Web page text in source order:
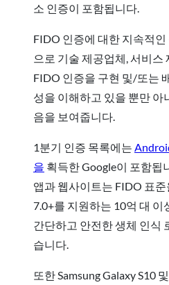
소 인증이 포함됩니다.
FIDO 인증에 대한 지속적
으로 기술 제공업체, 서비스
FIDO 인증을 구현 및/또는
성을 이해하고 있을 뿐만 아
음을 보여줍니다.
1분기 인증 목록에는
을 획득한 Google이 포함됩
앱과 웹사이트는 FIDO 표
7.0+를 지원하는 10억 대 이
간단하고 안전한 생체 인식
습니다.
또한 Samsung Galaxy S10